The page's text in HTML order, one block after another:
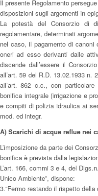
Il presente Regolamento
disposizioni sugli argomenti in
La potestà del Consorzio di
regolamentare, determinati
nel caso, il pagamento di canoni
oneri ad esso derivanti dalle
discende dall’essere il
all’art. 59 del R.D. 13.02.1933 n.
all’art. 862 c.c., con
bonifica integrale (irrigazione e
e compiti di polizia idraulica ai
mod. ed integr.
A) Scarichi di acque reflue nei
L’imposizione da parte dei
bonifica è prevista dalla
L’art. 166, commi 3 e 4, del
Unico Ambiente”, dispone:
3.“Fermo restando il rispetto